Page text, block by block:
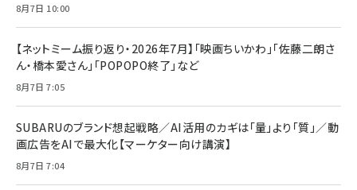
8月7日 10:00
【ネットミーム振り返り・2026年7月】「映画ちいかわ」「佐藤二朗さ
ん・橋本愛さん」「POPOPO終了」など
8月7日 7:05
SUBARUのブランド想起戦略／AI活用のカギは「量」より「質」／動
画広告をAIで最大化【マーケター向け講演】
8月7日 7:04